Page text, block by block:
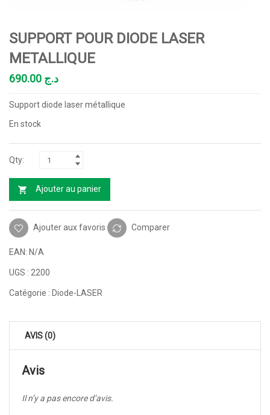
SUPPORT POUR DIODE LASER
METALLIQUE
د.ج
Support diode laser métallique
En stock
Ajouter au panier
Ajouter aux favoris Comparer
EAN: N/A
UGS : 2200
Catégorie : Diode-LASER
AVIS (0)
Avis
Il n’y a pas encore d’avis.